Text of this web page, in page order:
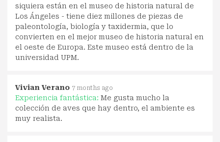
siquiera están en el museo de historia natural de
Los Ángeles - tiene diez millones de piezas de
paleontología, biología y taxidermia, que lo
convierten en el mejor museo de historia natural en
el oeste de Europa. Este museo está dentro de la
universidad UPM.
Vivian Verano 7 months ago
Experiencia fantástica: Me gusta mucho la
colección de aves que hay dentro, el ambiente es
muy realista.